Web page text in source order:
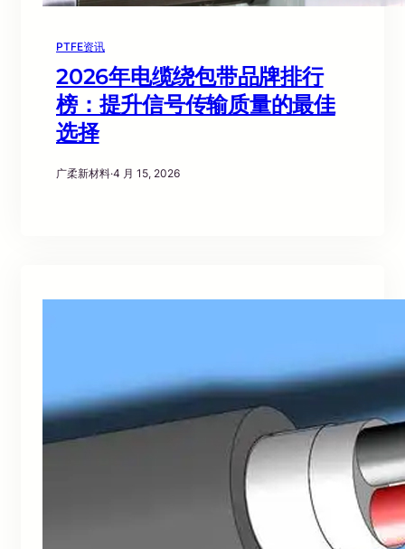
PTFE资讯
2026年电缆绕包带品牌排行
榜：提升信号传输质量的最佳
选择
广柔新材料·4 月 15, 2026